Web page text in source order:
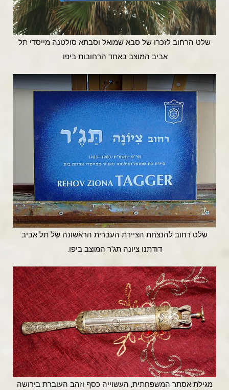
שלט הרחוב לזכרו של סבא שמואל וסבתא סולטנה מייסדי תל
אביב המוצב באחד הרחובות ביפו.
שלט רחוב להנצחת הציירת העברית הראשונה של תל אביב
דודתנו ציונה תג'ר המוצב ביפו.
מגילת אסתר המשפחתית, העשוייה כסף וזהב העוברת בירושה